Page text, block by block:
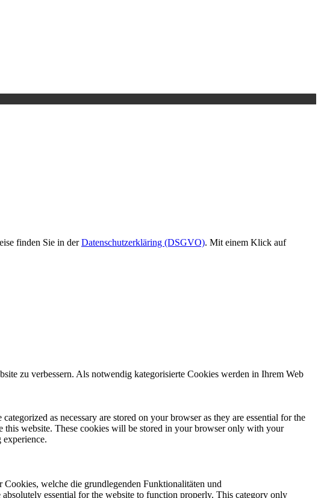
finden Sie in derDatenschutzerkläring (DSGVO). Mit einem Klick auf
zu verbessern. Als notwendig kategorisierte Cookies werden in Ihrem Web
as necessary are stored on your browser as they are essential for the
this website. These cookies will be stored in your browser only with your
welche die grundlegenden Funktionalitäten und
essential for the website to function properly. This category only